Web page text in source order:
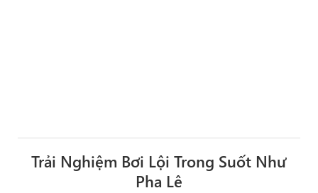
Trải Nghiệm Bơi Lội Trong Suốt Như
Pha Lê